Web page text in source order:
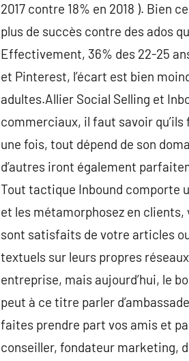
2017 contre 18% en 2018 ). Bien
plus de succès contre des ados
Effectivement, 36% des 22-25
et Pinterest, l’écart est bien
adultes.Allier Social Selling et
commerciaux, il faut savoir
une fois, tout dépend de son
d’autres iront également
Tout tactique Inbound comporte
et les métamorphosez en clients,
sont satisfaits de votre articles
textuels sur leurs propres
entreprise, mais aujourd’hui, le
peut à ce titre parler
faites prendre part vos amis et
conseiller, fondateur marketing,